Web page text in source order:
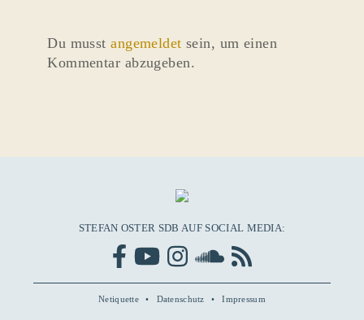
Du musstangemeldet sein, um einen
Kommentar abzugeben.
STEFAN OSTER SDB AUF SOCIAL MEDIA:
Netiquette Datenschutz Impressum